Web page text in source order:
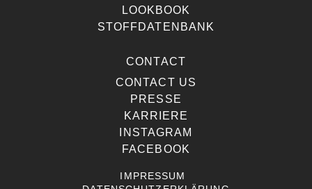
LOOKBOOK
STOFFDATENBANK
CONTACT
CONTACT US
PRESSE
KARRIERE
INSTAGRAM
FACEBOOK
IMPRESSUM